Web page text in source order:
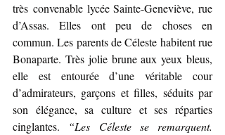
très convenable lycée Sainte-Geneviève, rue
d’Assas. Elles ont peu de choses en
commun. Les parents de Céleste habitent rue
Bonaparte. Très jolie brune aux yeux bleus,
elle est entourée d’une véritable cour
d’admirateurs, garçons et filles, séduits par
son élégance, sa culture et ses réparties
cinglantes. “Les Céleste se remarquent.